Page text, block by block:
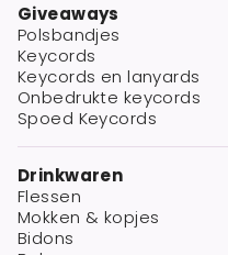
Giveaways
Polsbandjes
Keycords
Keycords en lanyards
Onbedrukte keycords
Spoed Keycords
Drinkwaren
Flessen
Mokken & kopjes
Bidons